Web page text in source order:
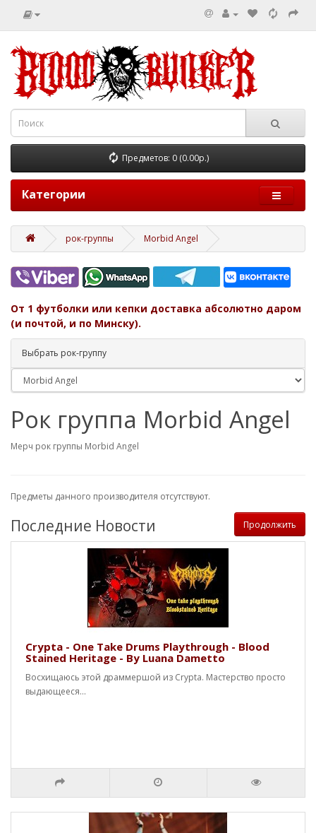
Предметов: 0 (0.00р.)
Категории
рок-группы Morbid Angel
От 1 футболки или кепки доставка абсолютно даром
(и почтой, и по Минску).
Выбрать рок-группу
Рок группа Morbid Angel
Мерч рок группы Morbid Angel
Предметы данного производителя отсутствуют.
Продолжить
Последние Новости
Crypta - One Take Drums Playthrough - Blood
Stained Heritage - By Luana Dametto
Восхищаюсь этой драммершой из Crypta. Мастерство просто
выдающееся...